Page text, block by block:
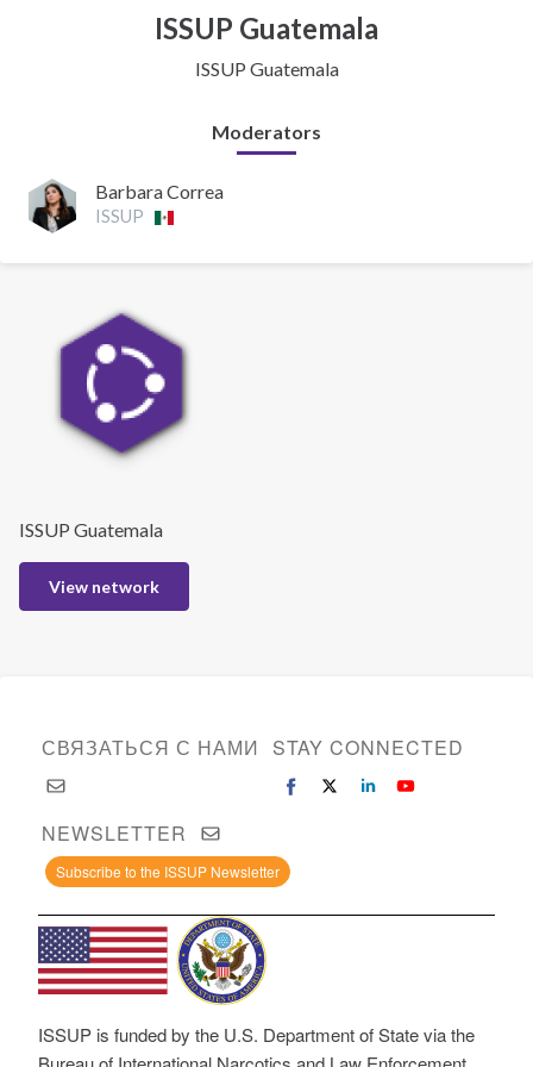
ISSUP Guatemala
ISSUP Guatemala
Moderators
Barbara Correa
ISSUP
ISSUP Guatemala
View network
СВЯЗАТЬСЯ С НАМИ STAY CONNECTED
NEWSLETTER
Subscribe to the ISSUP Newsletter
ISSUP is funded by the U.S. Department of State via the